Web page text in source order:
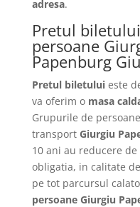
adresa.
Pretul
persoane
Papenburg
Pretul biletuluieste
va oferim o masa
Grupurile de
transport Giurgiu
10 ani au reducere
obligatia, in calitate
pe tot parcursul
persoane Giurgiu